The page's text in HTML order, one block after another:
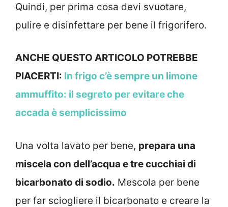
Quindi, per prima cosa devi svuotare,
pulire e disinfettare per bene il frigorifero.
ANCHE QUESTO ARTICOLO POTREBBE
PIACERTI: In frigo c’è sempre un limone
ammuffito: il segreto per evitare che
accada è semplicissimo
Una volta lavato per bene, prepara una
miscela con dell’acqua e tre cucchiai di
bicarbonato di sodio. Mescola per bene
per far sciogliere il bicarbonato e creare la